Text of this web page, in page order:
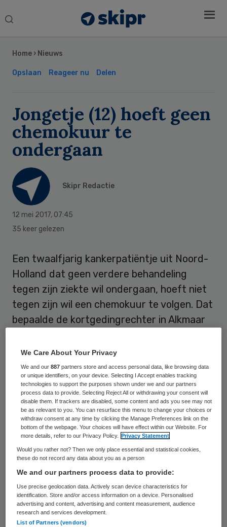
Search
Home › Nieuws
Opslaan Reageer nu Delen
Jongetje (12) hoeft geen
chemokuur te
ondergaan
Skipr Redactie
12 mei 2017, 07:45
35 keer gelezen
Een twaalfjarig kankerpatiëntje uit Noord-
Holland dat geen verdere behandeling
tegen zijn ziekte wil ondergaan, hoeft niet
tegen zijn wil een chemokuur te volgen. Dat
bepaalde de kortgedingrechter in Alkmaar
jongen had aangespannen tegen de
stichting De Jeugd- & Gezinsbeschermers.
Die heeft toezicht op het kind.
Het jongetje werd eind vorig jaar zes
weken lang dagelijks bestraald vanwege
een hersentumor. Hij had in maart met een
vervolgbehandeling in de vorm van een
chemokuur moeten starten. Dat wil hij
echter niet, zo heeft hij zelf aangegeven en
dat is ook de overtuiging van een
psychiater. Die verklaarde het jonge
Sidebar
We Care About Your Privacy
We and our887 partners store and access personal data, like browsing data
or unique identifiers, on your device. Selecting I Accept enables tracking
technologies to support the purposes shown under we and our partners
process data to provide. Selecting Reject All or withdrawing your consent will
disable them. If trackers are disabled, some content and ads you see may not
be as relevant to you. You can resurface this menu to change your choices or
withdraw consent at any time by clicking the Manage Preferences link on the
bottom of the webpage. Your choices will have effect within our Website. For
more details, refer to our Privacy Policy.
Privacy Statement
Would you rather not? Then we only place essential and statistical cookies,
these do not record any data about you as a person
We and our partners process data to provide:
Use precise geolocation data. Actively scan device characteristics for
identification. Store and/or access information on a device. Personalised
advertising and content, advertising and content measurement, audience
research and services development.
List of Partners (vendors)